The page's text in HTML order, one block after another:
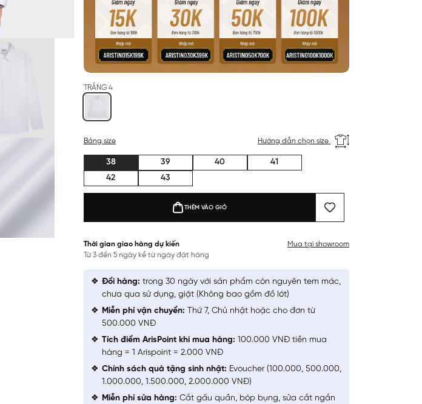
TRẮNG 4
Bảng size Hướng dẫn chọn size
38 39 40
41
42
43
THÊM VÀO GIỎ
Thời gian giao hàng dự kiến
Từ 3 đến 5 ngày kể từ ngày đặt hàng
Mua tại showroom
Đổi hàng: trong 30 ngày với sản phẩm còn nguyên tem mác,
chưa qua sử dụng, giặt (Không bao gồm đồ lót)
Miễn phí vận chuyển: Thứ 7, Chủ nhật hoặc cho đơn từ
500.000 VNĐ
Tích điểm ArisPoint khi mua hàng: 100.000 VNĐ tiền mua
hàng = 1 Arispoint = 2.000 VNĐ
Chính sách quà tặng sinh nhật: Evoucher (100.000, 500.000,
1.000.000, 1.500.000, 2.000.000 VNĐ)
Miễn phí sửa hàng: Cắt gấu quần, bóp bụng, sửa cắt ngắn